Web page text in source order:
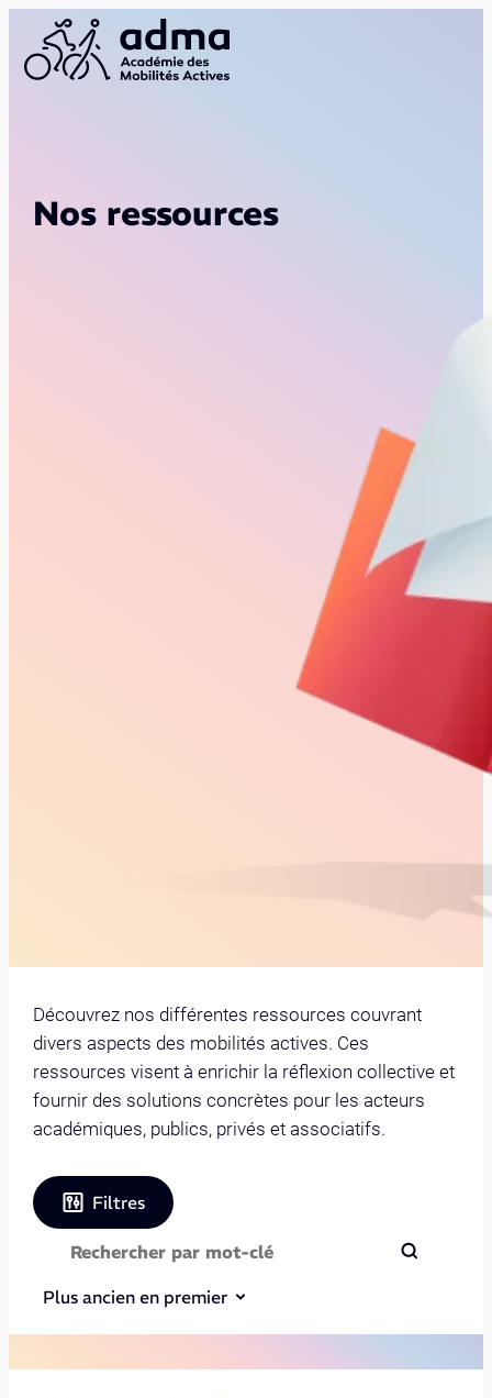
Nos ressources
Découvrez nos différentes ressources couvrant
divers aspects des mobilités actives. Ces
ressources visent à enrichir la réflexion collective et
fournir des solutions concrètes pour les acteurs
académiques, publics, privés et associatifs.
Filtres
Plus ancien en premier